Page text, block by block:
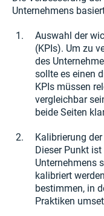
Unternehmens
Auswahl der
(KPIs). Um zu
des
sollte es einen
KPIs müssen
vergleichbar
beide Seiten
Kalibrierung
Dieser Punkt
Unternehmens
kalibriert
bestimmen, in
Praktiken